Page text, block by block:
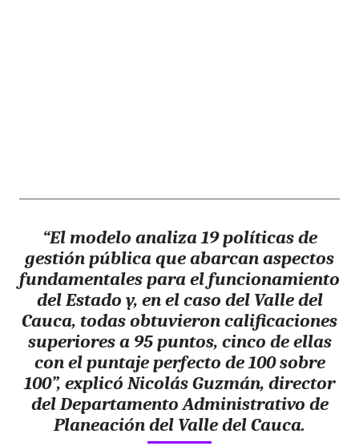
“El modelo analiza 19 políticas de
gestión pública que abarcan aspectos
fundamentales para el funcionamiento
del Estado y, en el caso del Valle del
Cauca, todas obtuvieron calificaciones
superiores a 95 puntos, cinco de ellas
con el puntaje perfecto de 100 sobre
100”, explicó Nicolás Guzmán, director
del Departamento Administrativo de
Planeación del Valle del Cauca.